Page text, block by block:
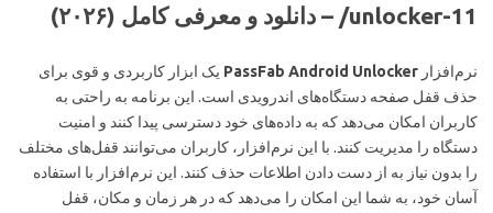
unlocker-11/ – دانلود و معرفی کامل (۲۰۲۶)
نرم‌افزار PassFab Android Unlocker یک ابزار کاربردی و قوی برای
حذف قفل صفحه دستگاه‌های اندرویدی است. این برنامه به راحتی به
کاربران امکان می‌دهد که به داده‌های خود دسترسی پیدا کنند و امنیت
دستگاه را مدیریت کنند. با این نرم‌افزار، کاربران می‌توانند قفل‌های مختلف
را بدون نیاز به از دست دادن اطلاعات حذف کنند. این نرم‌افزار با استفاده
آسان خود، به شما این امکان را می‌دهد که در هر زمان و مکان، قفل